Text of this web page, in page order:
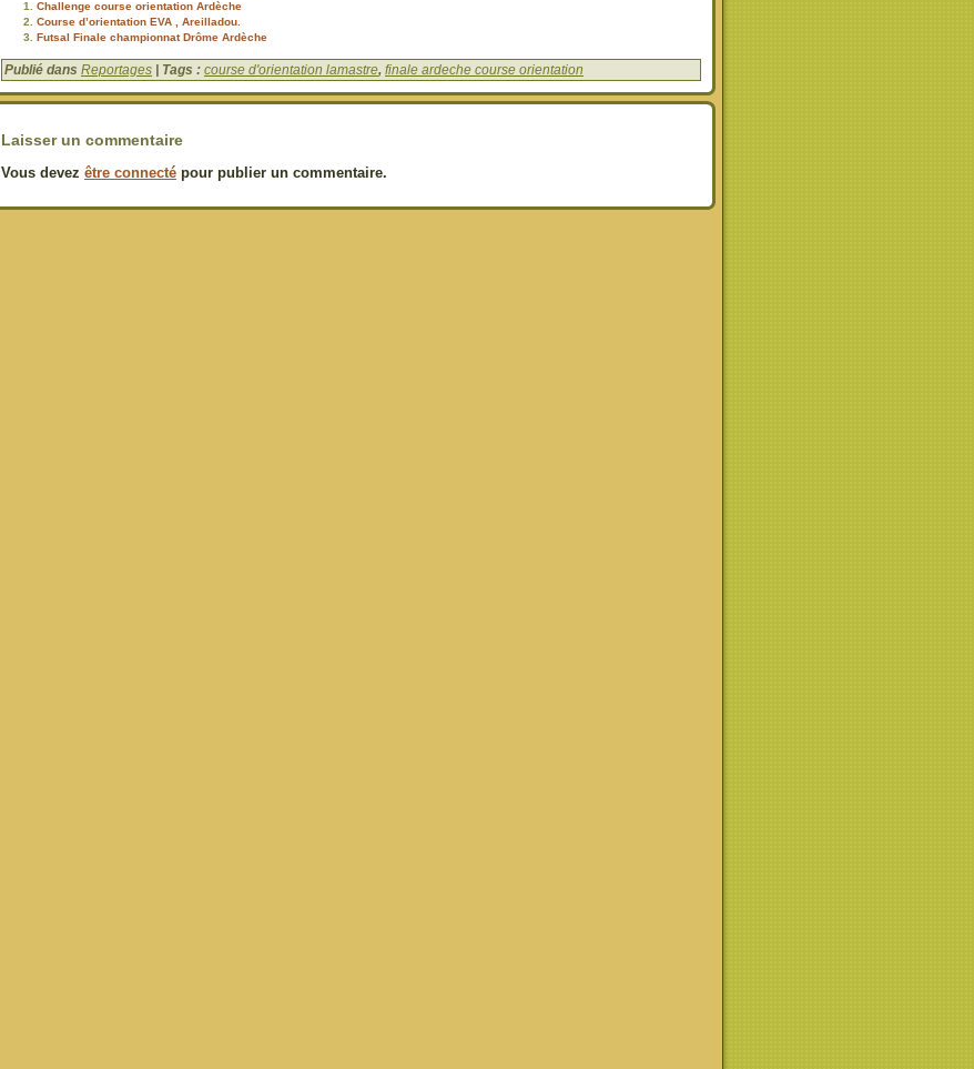
Challenge course orientation Ardèche
Course d’orientation EVA , Areilladou.
Futsal Finale championnat Drôme Ardèche
Publié dans Reportages | Tags : course d'orientation lamastre, finale ardeche course orientation
Laisser un commentaire
Vous devez être connecté pour publier un commentaire.